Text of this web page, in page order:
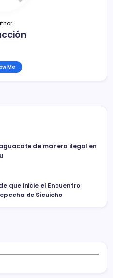
Me
de manera ilegal en
que inicie el Encuentro
de Sicuicho